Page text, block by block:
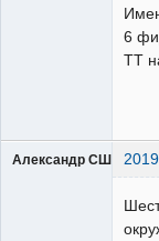
6
ТТ
Александр США